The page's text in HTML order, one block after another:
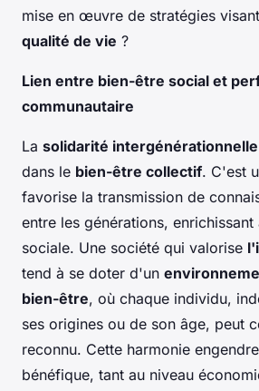
mise en œuvre de stratégies
qualité de vie ?
Lien entre bien-être social et
communautaire
La solidarité intergénérationnelle
dans le bien-être collectif. C'est
favorise la transmission de
entre les générations,
sociale. Une société qui valorise
tend à se doter d'un
bien-être, où chaque individu,
ses origines ou de son âge, peut
reconnu. Cette harmonie
bénéfique, tant au niveau